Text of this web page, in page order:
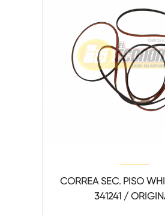
CORREA SEC. PISO
341241 /